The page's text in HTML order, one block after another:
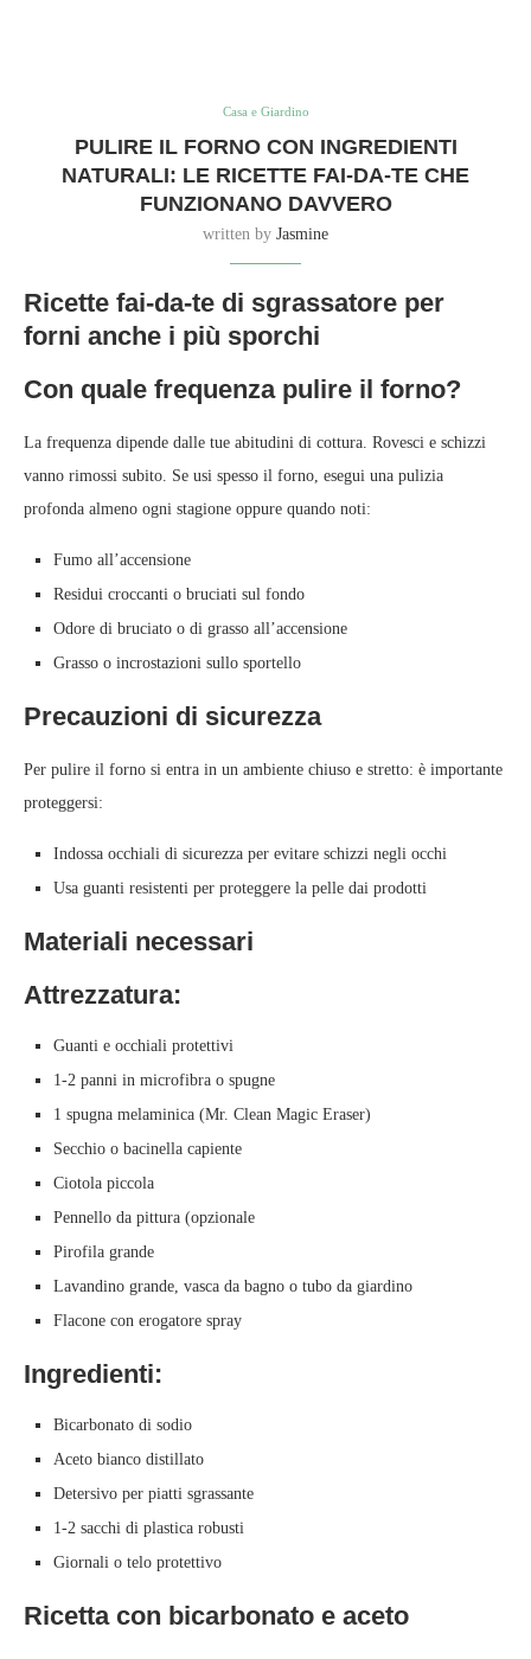
Casa e Giardino
PULIRE IL FORNO CON INGREDIENTI
NATURALI: LE RICETTE FAI-DA-TE CHE
FUNZIONANO DAVVERO
written by Jasmine
Ricette fai-da-te di sgrassatore per
forni anche i più sporchi
Con quale frequenza pulire il forno?
La frequenza dipende dalle tue abitudini di cottura. Rovesci e schizzi
vanno rimossi subito. Se usi spesso il forno, esegui una pulizia
profonda almeno ogni stagione oppure quando noti:
Fumo all’accensione
Residui croccanti o bruciati sul fondo
Odore di bruciato o di grasso all’accensione
Grasso o incrostazioni sullo sportello
Precauzioni di sicurezza
Per pulire il forno si entra in un ambiente chiuso e stretto: è importante
proteggersi:
Indossa occhiali di sicurezza per evitare schizzi negli occhi
Usa guanti resistenti per proteggere la pelle dai prodotti
Materiali necessari
Attrezzatura:
Guanti e occhiali protettivi
1-2 panni in microfibra o spugne
1 spugna melaminica (Mr. Clean Magic Eraser)
Secchio o bacinella capiente
Ciotola piccola
Pennello da pittura (opzionale
Pirofila grande
Lavandino grande, vasca da bagno o tubo da giardino
Flacone con erogatore spray
Ingredienti:
Bicarbonato di sodio
Aceto bianco distillato
Detersivo per piatti sgrassante
1-2 sacchi di plastica robusti
Giornali o telo protettivo
Ricetta con bicarbonato e aceto